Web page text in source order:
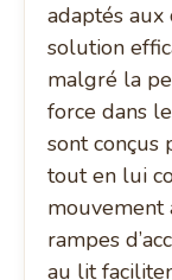
adaptés aux
solution
malgré la
force dans
sont conçus
tout en lui
mouvement
rampes
au lit